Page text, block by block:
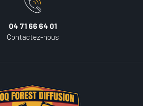
04 71 66 64 01
Contactez-nous